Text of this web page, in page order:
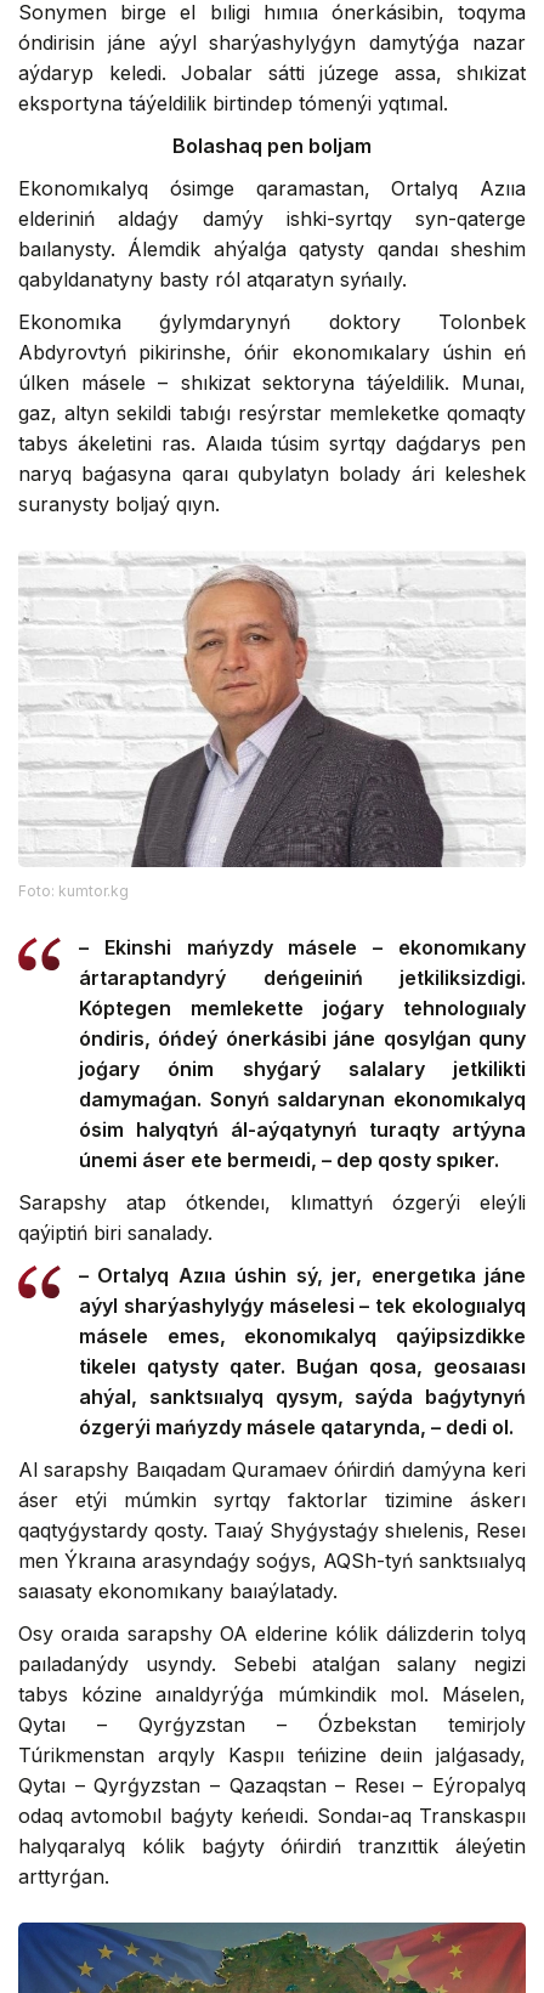
Sonymen birge el bıligi hımııa ónerkásibin, toqyma
óndirisin jáne aýyl sharýashylyǵyn damytýǵa nazar
aýdaryp keledi. Jobalar sátti júzege assa, shıkizat
eksportyna táýeldilik birtindep tómenýi yqtımal.
Bolashaq pen boljam
Ekonomıkalyq ósimge qaramastan, Ortalyq Azııa
elderiniń aldaǵy damýy ishki-syrtqy syn-qaterge
baılanysty. Álemdik ahýalǵa qatysty qandaı sheshim
qabyldanatyny basty ról atqaratyn syńaıly.
Ekonomıka ǵylymdarynyń doktory Tolonbek
Abdyrovtyń pikirinshe, óńir ekonomıkalary úshin eń
úlken másele – shıkizat sektoryna táýeldilik. Munaı,
gaz, altyn sekildi tabıǵı resýrstar memleketke qomaqty
tabys ákeletini ras. Alaıda túsim syrtqy daǵdarys pen
naryq baǵasyna qaraı qubylatyn bolady ári keleshek
suranysty boljaý qıyn.
Foto: kumtor.kg
– Ekinshi mańyzdy másele – ekonomıkany
ártaraptandyrý deńgeıiniń jetkiliksizdigi.
Kóptegen memlekette joǵary tehnologııaly
óndiris, óńdeý ónerkásibi jáne qosylǵan quny
joǵary ónim shyǵarý salalary jetkilikti
damymaǵan. Sonyń saldarynan ekonomıkalyq
ósim halyqtyń ál-aýqatynyń turaqty artýyna
únemi áser ete bermeıdi, – dep qosty spıker.
Sarapshy atap ótkendeı, klımattyń ózgerýi eleýli
qaýiptiń biri sanalady.
– Ortalyq Azııa úshin sý, jer, energetıka jáne
aýyl sharýashylyǵy máselesi – tek ekologııalyq
másele emes, ekonomıkalyq qaýipsizdikke
tikeleı qatysty qater. Buǵan qosa, geosaıası
ahýal, sanktsııalyq qysym, saýda baǵytynyń
ózgerýi mańyzdy másele qatarynda, – dedi ol.
Al sarapshy Baıqadam Quramaev óńirdiń damýyna keri
áser etýi múmkin syrtqy faktorlar tizimine áskerı
qaqtyǵystardy qosty. Taıaý Shyǵystaǵy shıelenis, Reseı
men Ýkraına arasyndaǵy soǵys, AQSh-tyń sanktsııalyq
saıasaty ekonomıkany baıaýlatady.
Osy oraıda sarapshy OA elderine kólik dálizderin tolyq
paıladanýdy usyndy. Sebebi atalǵan salany negizi
tabys kózine aınaldyrýǵa múmkindik mol. Máselen,
Qytaı – Qyrǵyzstan – Ózbekstan temirjoly
Túrikmenstan arqyly Kaspıı teńizine deıin jalǵasady,
Qytaı – Qyrǵyzstan – Qazaqstan – Reseı – Eýropalyq
odaq avtomobıl baǵyty keńeıdi. Sondaı-aq Transkaspıı
halyqaralyq kólik baǵyty óńirdiń tranzıttik áleýetin
arttyrǵan.